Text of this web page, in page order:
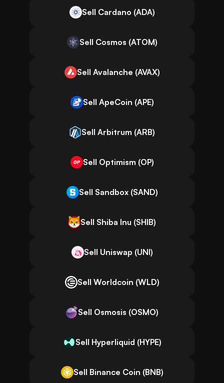
Sell Cardano (ADA)
Sell Cosmos (ATOM)
Sell Avalanche (AVAX)
Sell ApeCoin (APE)
Sell Arbitrum (ARB)
Sell Optimism (OP)
Sell Sandbox (SAND)
Sell Shiba Inu (SHIB)
Sell Uniswap (UNI)
Sell Worldcoin (WLD)
Sell Osmosis (OSMO)
Sell Hyperliquid (HYPE)
Sell Binance Coin (BNB)